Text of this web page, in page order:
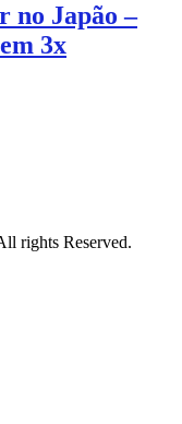
no Japão –
3x
rights Reserved.